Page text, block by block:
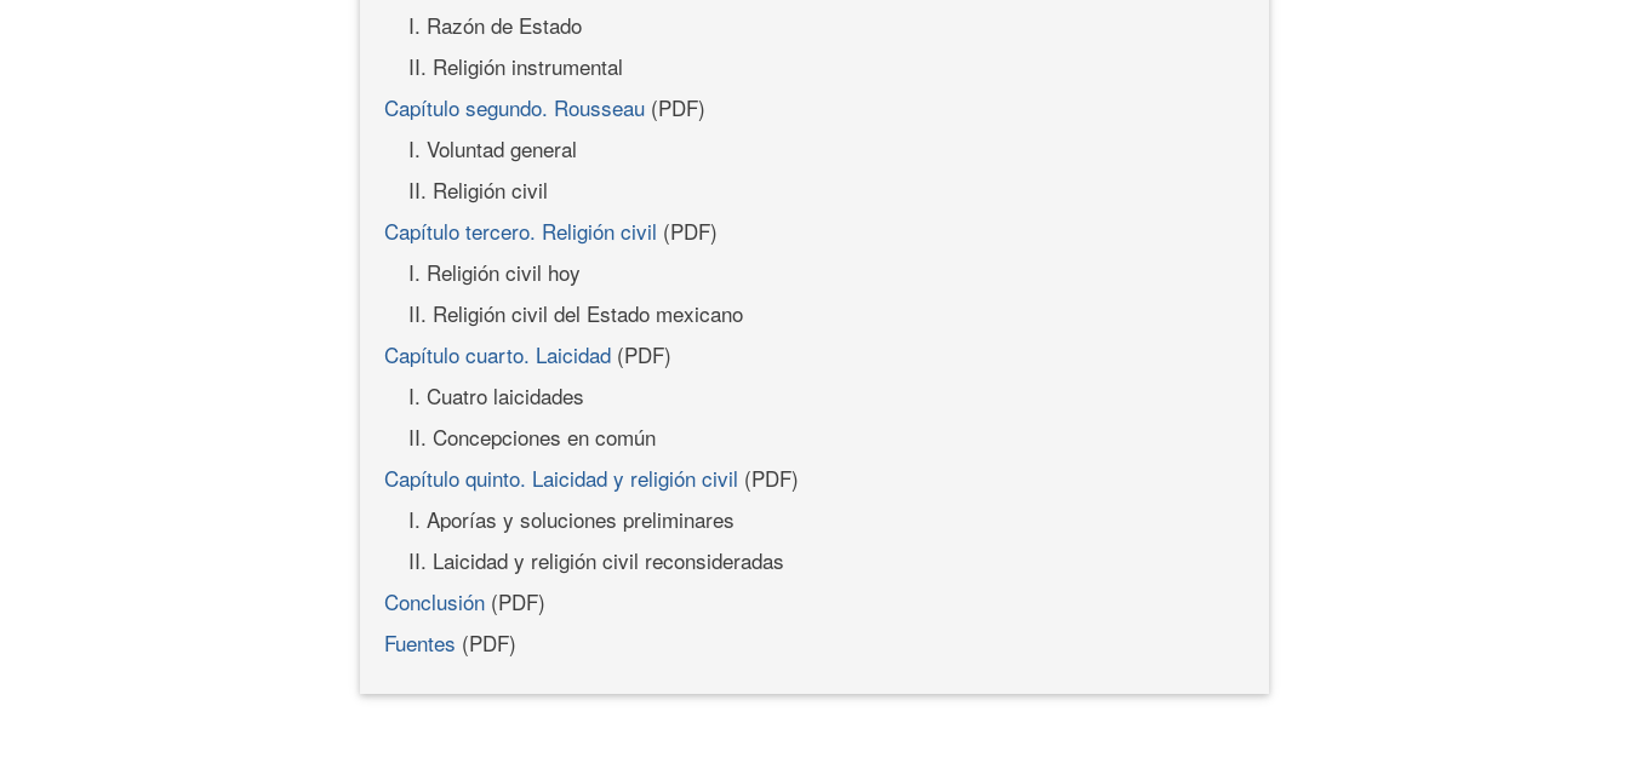
I. Razón de Estado
II. Religión instrumental
Capítulo segundo. Rousseau (PDF)
I. Voluntad general
II. Religión civil
Capítulo tercero. Religión civil (PDF)
I. Religión civil hoy
II. Religión civil del Estado mexicano
Capítulo cuarto. Laicidad (PDF)
I. Cuatro laicidades
II. Concepciones en común
Capítulo quinto. Laicidad y religión civil (PDF)
I. Aporías y soluciones preliminares
II. Laicidad y religión civil reconsideradas
Conclusión (PDF)
Fuentes (PDF)